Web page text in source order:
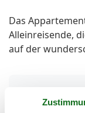
Das
Alleinreisende,
auf der